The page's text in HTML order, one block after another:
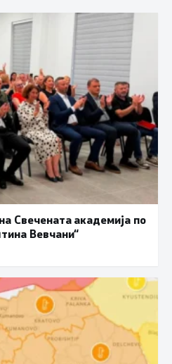
Свечената академија по
Вевчани“